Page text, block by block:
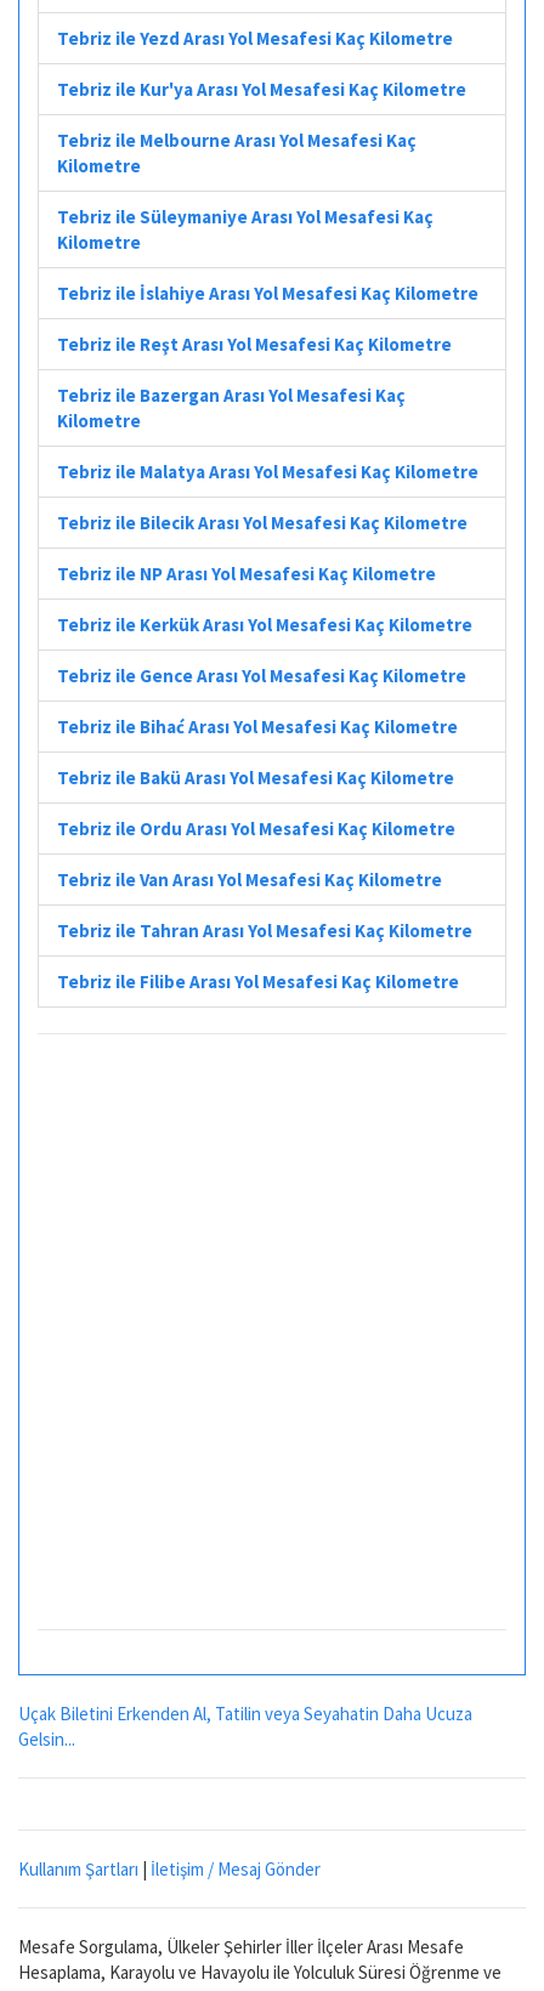
Tebriz ile Yezd Arası Yol Mesafesi Kaç Kilometre
Tebriz ile Kur'ya Arası Yol Mesafesi Kaç Kilometre
Tebriz ile Melbourne Arası Yol Mesafesi Kaç
Kilometre
Tebriz ile Süleymaniye Arası Yol Mesafesi Kaç
Kilometre
Tebriz ile İslahiye Arası Yol Mesafesi Kaç Kilometre
Tebriz ile Reşt Arası Yol Mesafesi Kaç Kilometre
Tebriz ile Bazergan Arası Yol Mesafesi Kaç
Kilometre
Tebriz ile Malatya Arası Yol Mesafesi Kaç Kilometre
Tebriz ile Bilecik Arası Yol Mesafesi Kaç Kilometre
Tebriz ile NP Arası Yol Mesafesi Kaç Kilometre
Tebriz ile Kerkük Arası Yol Mesafesi Kaç Kilometre
Tebriz ile Gence Arası Yol Mesafesi Kaç Kilometre
Tebriz ile Bihać Arası Yol Mesafesi Kaç Kilometre
Tebriz ile Bakü Arası Yol Mesafesi Kaç Kilometre
Tebriz ile Ordu Arası Yol Mesafesi Kaç Kilometre
Tebriz ile Van Arası Yol Mesafesi Kaç Kilometre
Tebriz ile Tahran Arası Yol Mesafesi Kaç Kilometre
Tebriz ile Filibe Arası Yol Mesafesi Kaç Kilometre
Uçak Biletini Erkenden Al, Tatilin veya Seyahatin Daha Ucuza
Gelsin...
Kullanım Şartları | İletişim / Mesaj Gönder
Mesafe Sorgulama, Ülkeler Şehirler İller İlçeler Arası Mesafe
Hesaplama, Karayolu ve Havayolu ile Yolculuk Süresi Öğrenme ve